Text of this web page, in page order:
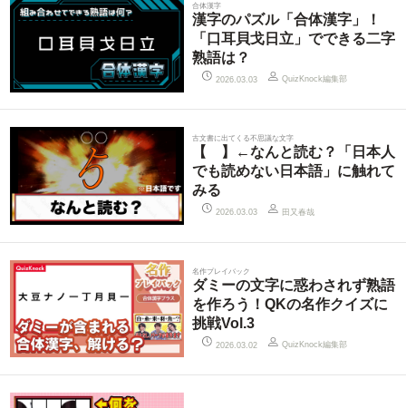
合体漢字
漢字のパズル「合体漢字」！
「口耳貝戈日立」でできる二字
熟語は？
2026.03.03 QuizKnock編集部
古文書に出てくる不思議な文字
【ゟ】←なんと読む？「日本人
でも読めない日本語」に触れて
みる
2026.03.03 田又春哉
名作プレイバック
ダミーの文字に惑わされず熟語
を作ろう！QKの名作クイズに
挑戦Vol.3
2026.03.02 QuizKnock編集部